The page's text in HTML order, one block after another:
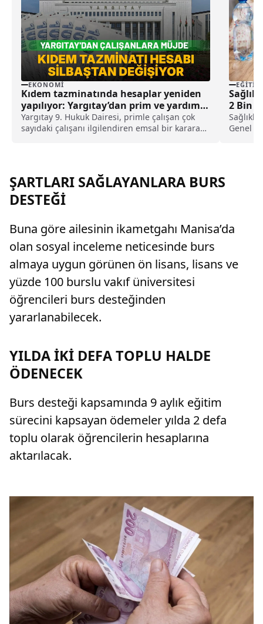
EKONOMI
Kıdem tazminatında hesaplar yeniden
yapılıyor: Yargıtay’dan prim ve yardım
ödemeleri için emsal karar
Yargıtay 9. Hukuk Dairesi, primle çalışan çok
sayıdaki çalışanı ilgilendiren emsal bir karara
alınmasını kararlaştırdı.
EĞITIM
2 Bin
Sağlıklı
Genel
ŞARTLARI SAĞLAYANLARA BURS
DESTEĞİ
Buna göre ailesinin ikametgahı Manisa’da
olan sosyal inceleme neticesinde burs
almaya uygun görünen ön lisans, lisans ve
yüzde 100 burslu vakıf üniversitesi
öğrencileri burs desteğinden
yararlanabilecek.
YILDA İKİ DEFA TOPLU HALDE
ÖDENECEK
Burs desteği kapsamında 9 aylık eğitim
sürecini kapsayan ödemeler yılda 2 defa
toplu olarak öğrencilerin hesaplarına
aktarılacak.